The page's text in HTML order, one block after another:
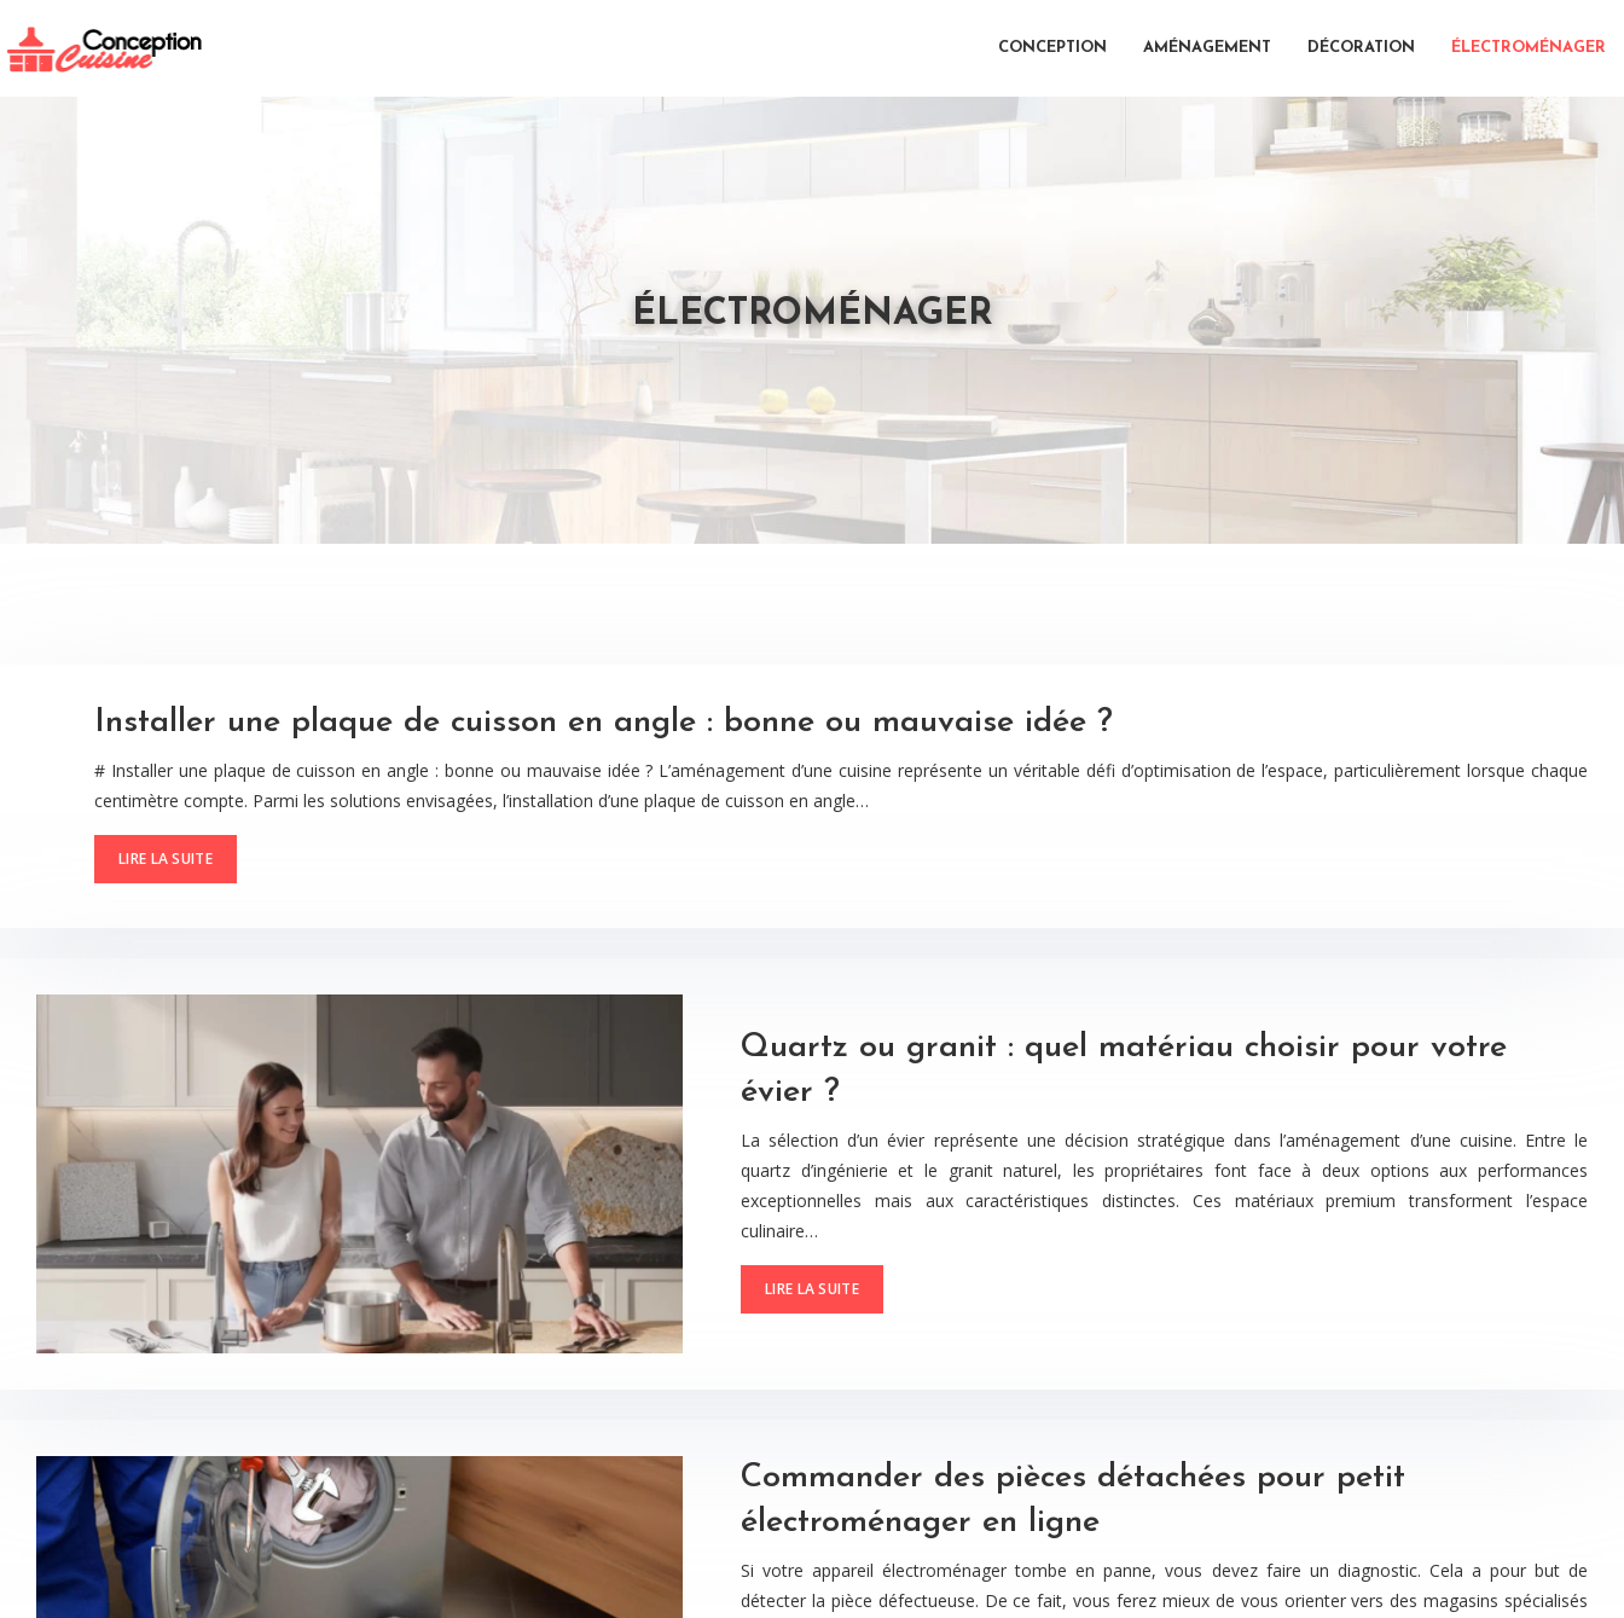
CONCEPTION AMÉNAGEMENT DÉCORATION ÉLECTROMÉNAGER
ÉLECTROMÉNAGER
Installer une plaque de cuisson en angle : bonne ou mauvaise idée ?
# Installer une plaque de cuisson en angle : bonne ou mauvaise idée ? L’aménagement d’une cuisine représente un véritable défi d’optimisation de l’espace, particulièrement lorsque chaque
centimètre compte. Parmi les solutions envisagées, l’installation d’une plaque de cuisson en angle…
LIRE LA SUITE
Quartz ou granit : quel matériau choisir pour votre
évier ?
La sélection d’un évier représente une décision stratégique dans l’aménagement d’une cuisine. Entre le
quartz d’ingénierie et le granit naturel, les propriétaires font face à deux options aux performances
exceptionnelles mais aux caractéristiques distinctes. Ces matériaux premium transforment l’espace
culinaire…
LIRE LA SUITE
Commander des pièces détachées pour petit
électroménager en ligne
Si votre appareil électroménager tombe en panne, vous devez faire un diagnostic. Cela a pour but de
détecter la pièce défectueuse. De ce fait, vous ferez mieux de vous orienter vers des magasins spécialisés